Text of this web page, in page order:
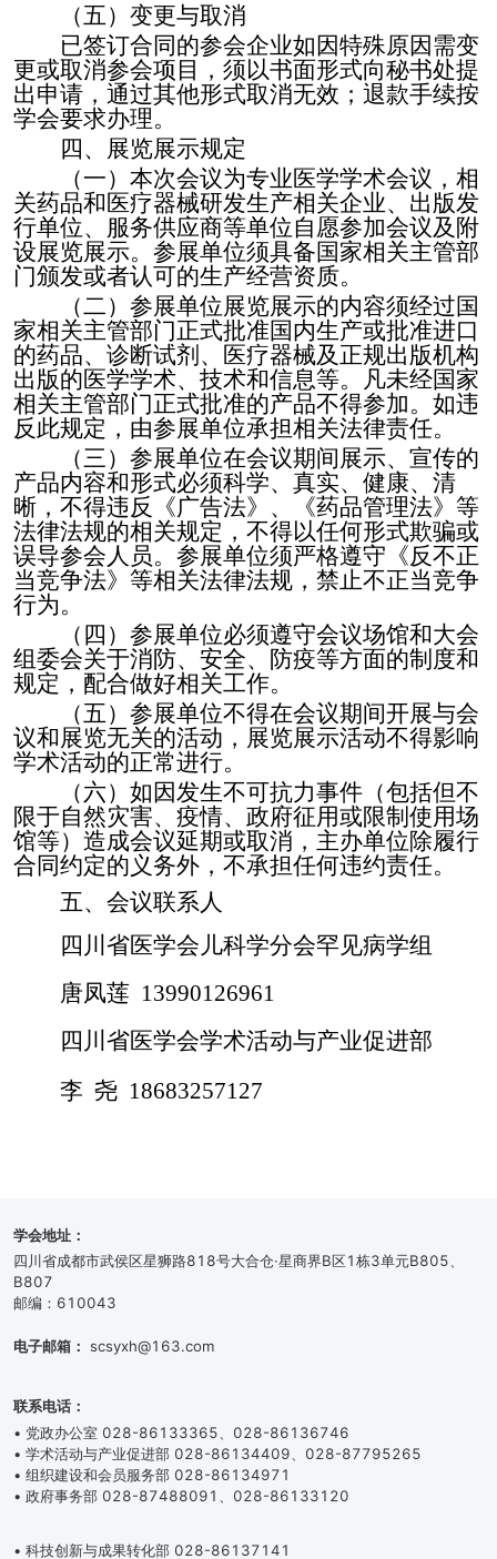
（五）变更与取消
已签订合同的参会企业如因特殊原因需变
更或取消参会项目，须以书面形式向秘书处提
出申请，通过其他形式取消无效；退款手续按
学会要求办理。
四、展览展示规定
（一）本次会议为专业医学学术会议，相
关药品和医疗器械研发生产相关企业、出版发
行单位、服务供应商等单位自愿参加会议及附
设展览展示。参展单位须具备国家相关主管部
门颁发或者认可的生产经营资质。
（二）参展单位展览展示的内容须经过国
家相关主管部门正式批准国内生产或批准进口
的药品、诊断试剂、医疗器械及正规出版机构
出版的医学学术、技术和信息等。凡未经国家
相关主管部门正式批准的产品不得参加。如违
反此规定，由参展单位承担相关法律责任。
（三 ）参展单位在会议期间展示、宣传的
产品内容和形式必须科学、真实、健康、清
晰，不得违反《广告法》、《药品管理法》等
法律法规的相关规定，不得以任何形式欺骗或
误导参会人员。参展单位须严格遵守《反不正
当竞争法》等相关法律法规，禁止不正当竞争
行为。
（ 四 ）参展单位必须遵守会议场馆和大会
组委会关于消防、安全、防疫等方面的制度和
规定，配合做好相关工作。
（五）参展单位不得在会议期间开展与会
议和展览无关的活动，展览展示活动不得影响
学术活动的正常进行。
（六）如因发生不可抗力事件（包括但不
限于自然灾害、疫情、政府征用或限制使用场
馆等）造成会议延期或取消，主办单位除履行
合同约定的义务外，不承担任何违约责任。
五、会议联系人
四川省医学会 儿科学分会罕见病学组
唐凤莲 13990126961
四川省医学会学术活动与产业促进部
李 尧 18683257127
学会地址：
四川省成都市武侯区星狮路818号大合仓·星商界B区1栋3单元B805、
B807
邮编：610043
电子邮箱： scsyxh@163.com
联系电话：
• 党政办公室 028-86133365、028-86136746
• 学术活动与产业促进部 028-86134409、028-87795265
• 组织建设和会员服务部 028-86134971
• 政府事务部 028-87488091、028-86133120
• 科技创新与成果转化部 028-86137141